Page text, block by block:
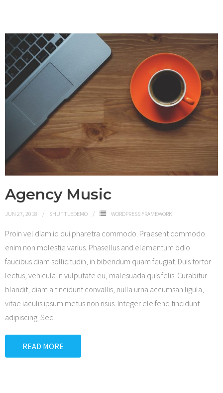
Agency Music
JUN 27, 2018 SHUTTLEDEMO WORDPRESS FRAMEWORK
Proin vel diam id dui pharetra commodo. Praesent commodo
enim non molestie varius. Phasellus and elementum odio
faucibus diam sollicitudin, in bibendum quam feugiat. Duis tortor
lectus, vehicula in vulputate eu, malesuada quis felis. Curabitur
blandit, diam a tincidunt convallis, nulla urna accumsan ligula,
vitae iaculis ipsum metus non risus. Integer eleifend tincidunt
adipiscing. Sed…
READ MORE